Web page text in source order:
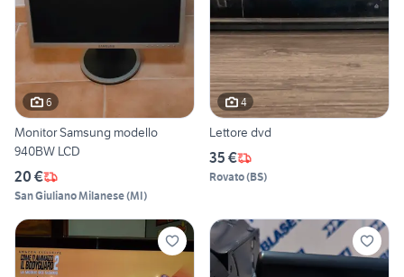
6
Monitor Samsung modello
940BW LCD
20 €
San Giuliano Milanese(MI)
4
Lettore dvd
35 €
Rovato(BS)